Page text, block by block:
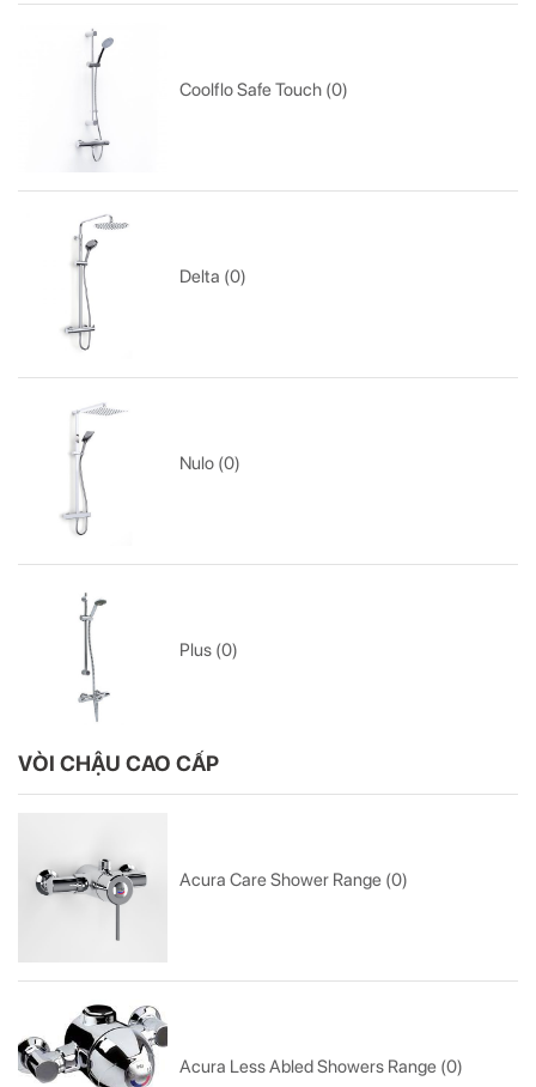
Coolflo Safe Touch (0)
Delta (0)
Nulo (0)
Plus (0)
VÒI CHẬU CAO CẤP
Acura Care Shower Range (0)
Acura Less Abled Showers Range (0)